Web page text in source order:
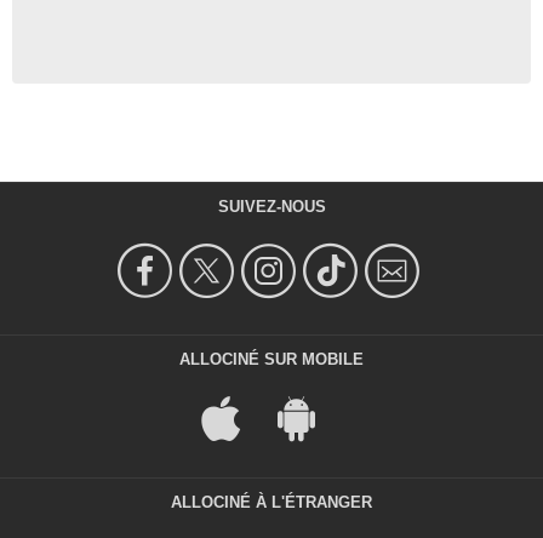
SUIVEZ-NOUS
ALLOCINÉ SUR MOBILE
ALLOCINÉ À L'ÉTRANGER